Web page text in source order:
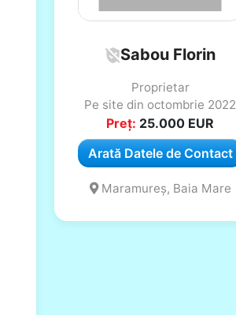
Sabou Florin
Proprietar
Pe site din octombrie 2022
Preț: 25.000 EUR
Arată Datele de Contact
Maramureș, Baia Mare